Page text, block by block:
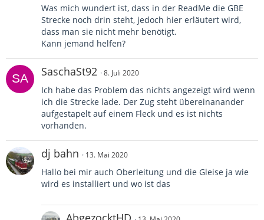
Was mich wundert ist, dass in der ReadMe die GBE
Strecke noch drin steht, jedoch hier erläutert wird,
dass man sie nicht mehr benötigt.
Kann jemand helfen?
SaschaSt92 8. Juli 2020
Ich habe das Problem das nichts angezeigt wird wenn
ich die Strecke lade. Der Zug steht übereinanander
aufgestapelt auf einem Fleck und es ist nichts
vorhanden.
dj bahn 13. Mai 2020
Hallo bei mir auch Oberleitung und die Gleise ja wie
wird es installiert und wo ist das